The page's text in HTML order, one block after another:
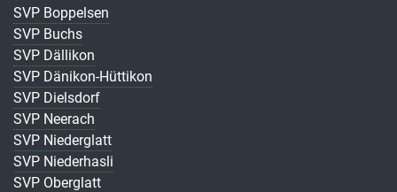
SVP Boppelsen
SVP Buchs
SVP Dällikon
SVP Dänikon-Hüttikon
SVP Dielsdorf
SVP Neerach
SVP Niederglatt
SVP Niederhasli
SVP Oberglatt